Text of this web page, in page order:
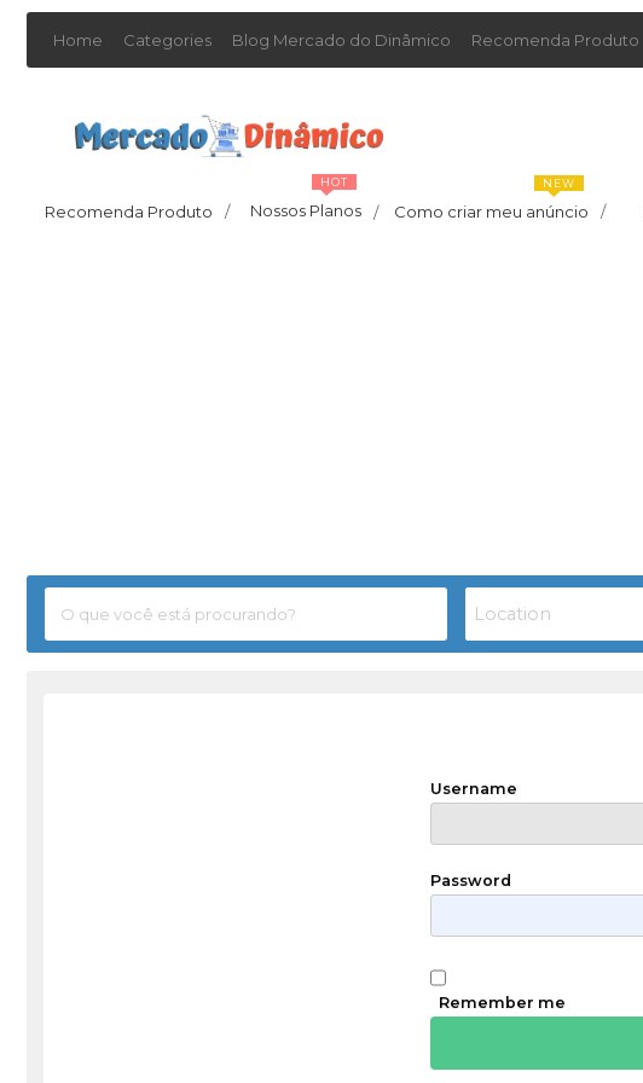
Home Categories Blog Mercado do Dinâmico Recomenda Produto
Recomenda Produto / Nossos Planos /
HOT
Como criar meu anúncio /
NEW
Username
Password
Remember me